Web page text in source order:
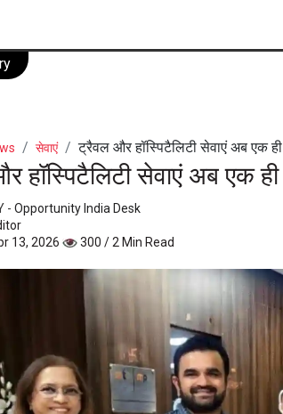
सेवाएं ट्रैवल और हॉस्पिटैलिटी सेवाएं अब एक ही
हॉस्पिटैलिटी सेवाएं अब एक ही
- Opportunity India Desk
13, 2026
300 / 2 Min Read